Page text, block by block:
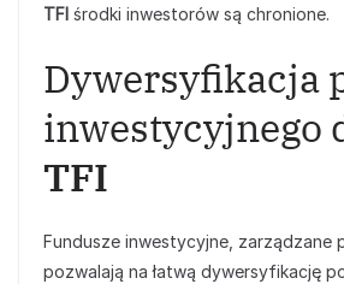
TFI środki inwestorów są chronione.
Dywersyfikacja
inwestycyjnego
TFI
Fundusze inwestycyjne, zarządzane
pozwalają na łatwą dywersyfikację